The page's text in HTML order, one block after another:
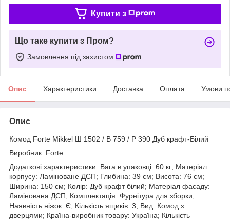
Купити з
Що таке купити з Пром?
Замовлення під захистом
Опис Характеристики Доставка Оплата Умови
Опис
Комод Forte Mikkel Ш 1502 / В 759 / Р 390 Дуб крафт-Білий
Виробник: Forte
Додаткові характеристики. Вага в упаковці: 60 кг; Матеріал
корпусу: Ламіноване ДСП; Глибина: 39 см; Висота: 76 см;
Ширина: 150 см; Колір: Дуб крафт білий; Матеріал фасаду:
Ламінована ДСП; Комплектація: Фурнітура для зборки;
Наявність ніжок: Є; Кількість ящиків: 3; Вид: Комод з
дверцями; Країна-виробник товару: Україна; Кількість